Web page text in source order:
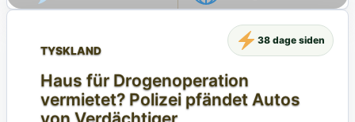
TYSKLAND
Haus für Drogenoperation
vermietet? Polizei pfändet Autos
38 dage siden